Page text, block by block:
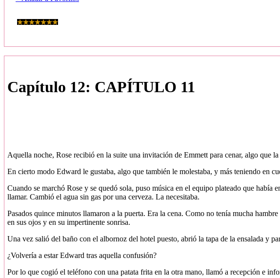
Capítulo 12: CAPÍTULO 11
Aquella noche, Rose recibió en la suite una invitación de Emmett para cenar, algo que
En cierto modo Edward le gustaba, algo que también le molestaba, y más teniendo en
Cuando se marchó Rose y se quedó sola, puso música en el equipo plateado que
llamar. Cambió el agua sin gas por una cerveza. La necesitaba.
Pasados quince minutos llamaron a la puerta. Era la cena. Como no tenía mucha
en sus ojos y en su impertinente sonrisa.
Una vez salió del baño con el albornoz del hotel puesto, abrió la tapa de la ensalada y
¿Volvería a estar Edward tras aquella confusión?
Por lo que cogió el teléfono con una patata frita en la otra mano, llamó a recepción e